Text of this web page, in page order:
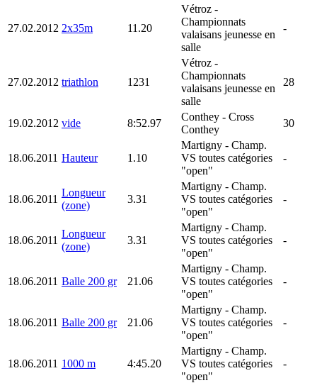
27.02.2012 2x35m 11.20
Vétroz -
Championnats
valaisans jeunesse en
salle
-
27.02.2012 triathlon 1231
Vétroz -
Championnats
valaisans jeunesse en
salle
28
19.02.2012 vide 8:52.97
Conthey - Cross
Conthey
30
18.06.2011 Hauteur 1.10
Martigny - Champ.
VS toutes catégories
"open"
-
18.06.2011
Longueur
(zone)
3.31
Martigny - Champ.
VS toutes catégories
"open"
-
18.06.2011
Longueur
(zone)
3.31
Martigny - Champ.
VS toutes catégories
"open"
-
18.06.2011 Balle 200 gr 21.06
Martigny - Champ.
VS toutes catégories
"open"
-
18.06.2011 Balle 200 gr 21.06
Martigny - Champ.
VS toutes catégories
"open"
-
18.06.2011 1000 m 4:45.20
Martigny - Champ.
VS toutes catégories
"open"
-